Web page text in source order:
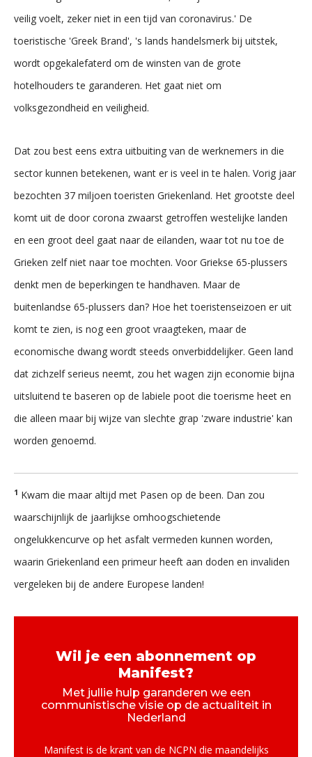
veilig voelt, zeker niet in een tijd van coronavirus.' De
toeristische 'Greek Brand', 's lands handelsmerk bij uitstek,
wordt opgekalefaterd om de winsten van de grote
hotelhouders te garanderen. Het gaat niet om
volksgezondheid en veiligheid.
Dat zou best eens extra uitbuiting van de werknemers in die
sector kunnen betekenen, want er is veel in te halen. Vorig jaar
bezochten 37 miljoen toeristen Griekenland. Het grootste deel
komt uit de door corona zwaarst getroffen westelijke landen
en een groot deel gaat naar de eilanden, waar tot nu toe de
Grieken zelf niet naar toe mochten. Voor Griekse 65-plussers
denkt men de beperkingen te handhaven. Maar de
buitenlandse 65-plussers dan? Hoe het toeristenseizoen er uit
komt te zien, is nog een groot vraagteken, maar de
economische dwang wordt steeds onverbiddelijker. Geen land
dat zichzelf serieus neemt, zou het wagen zijn economie bijna
uitsluitend te baseren op de labiele poot die toerisme heet en
die alleen maar bij wijze van slechte grap 'zware industrie' kan
worden genoemd.
1 Kwam die maar altijd met Pasen op de been. Dan zou
waarschijnlijk de jaarlijkse omhoogschietende
ongelukkencurve op het asfalt vermeden kunnen worden,
waarin Griekenland een primeur heeft aan doden en invaliden
vergeleken bij de andere Europese landen!
Wil je een abonnement op
Manifest?
Met jullie hulp garanderen we een
communistische visie op de actualiteit in
Nederland
Manifest is de krant van de NCPN die maandelijks